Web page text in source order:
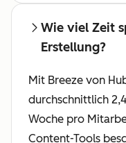
Wie viel Zeit
Erstellung?
Mit Breeze von
durchschnittlich
Woche pro
Content-Tools